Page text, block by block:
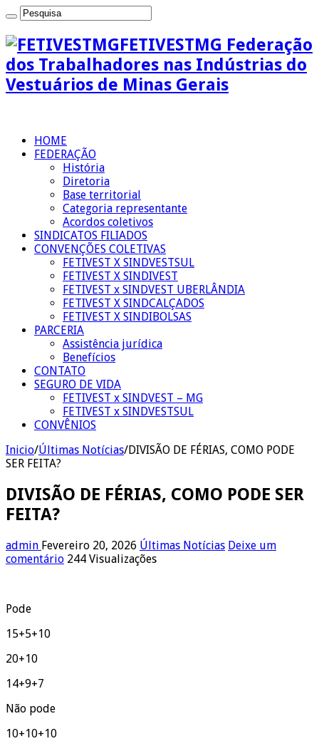
FETIVESTMG Federação
dos Trabalhadores nas Indústrias do
Vestuários de Minas Gerais
HOME
FEDERAÇÃO
História
Diretoria
Base territorial
Categoria representante
Acordos coletivos
SINDICATOS FILIADOS
CONVENÇÕES COLETIVAS
FETIVEST X SINDVESTSUL
FETIVEST X SINDIVEST
FETIVEST x SINDVEST UBERLÂNDIA
FETIVEST X SINDCALÇADOS
FETIVEST X SINDIBOLSAS
PARCERIA
Assistência jurídica
Benefícios
CONTATO
SEGURO DE VIDA
FETIVEST x SINDVEST – MG
FETIVEST x SINDVESTSUL
CONVÊNIOS
Inicio/Últimas Notícias/DIVISÃO DE FÉRIAS, COMO PODE
SER FEITA?
DIVISÃO DE FÉRIAS, COMO PODE SER
FEITA?
admin Fevereiro 20, 2026 Últimas Notícias Deixe um
comentário 244 Visualizações
Pode
15+5+10
20+10
14+9+7
Não pode
10+10+10